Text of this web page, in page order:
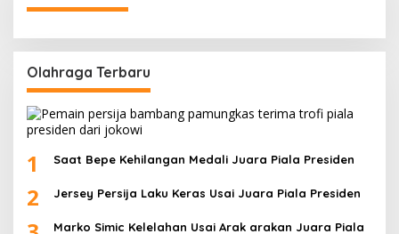
Olahraga Terbaru
1 Saat Bepe Kehilangan Medali Juara Piala Presiden
2 Jersey Persija Laku Keras Usai Juara Piala Presiden
Marko Simic Kelelahan Usai Arak arakan Juara Piala